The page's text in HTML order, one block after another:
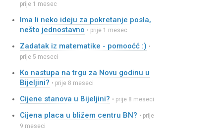
prije 1 mesec
Ima li neko ideju za pokretanje posla,
nešto jednostavno • prije 1 mesec
Zadatak iz matematike - pomooćć :) •
prije 5 meseci
Ko nastupa na trgu za Novu godinu u
Bijeljini? • prije 8 meseci
Cijene stanova u Bijeljini? • prije 8 meseci
Cijena placa u bližem centru BN? • prije
9 meseci